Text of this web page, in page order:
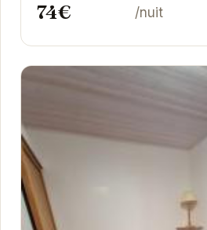
74€ /nuit